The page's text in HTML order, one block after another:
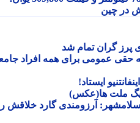
چین
عمومی برای همه افراد جامعه
ایستاد!
ملت ها(عکس)
آرزومندی گارد خلاقش را